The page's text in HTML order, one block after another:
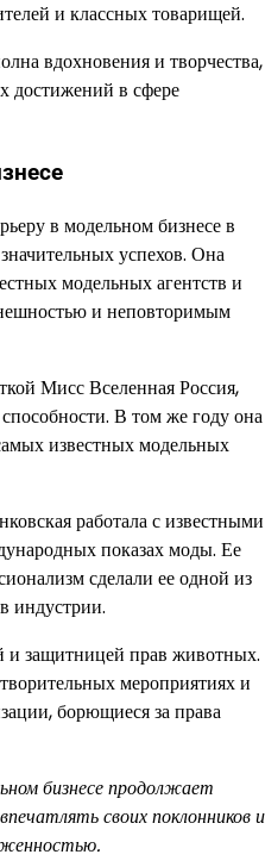
и классных товарищей.
вдохновения и творчества,
достижений в сфере
в модельном бизнесе в
успехов. Она
модельных агентств и
и неповторимым
Мисс Вселенная Россия,
В том же году она
известных модельных
работала с известными
показах моды. Ее
сделали ее одной из
индустрии.
и защитницей прав животных.
мероприятиях и
борющиеся за права
бизнесе продолжает
своих поклонников и